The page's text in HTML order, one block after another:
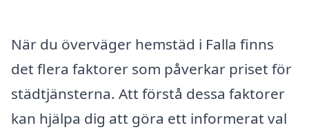
När du överväger hemstäd i Falla finns
det flera faktorer som påverkar priset för
städtjänsterna. Att förstå dessa faktorer
kan hjälpa dig att göra ett informerat val